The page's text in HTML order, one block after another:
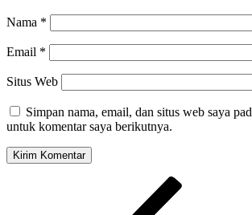
Nama *
Email *
Situs Web
Simpan nama, email, dan situs web saya
untuk komentar saya berikutnya.